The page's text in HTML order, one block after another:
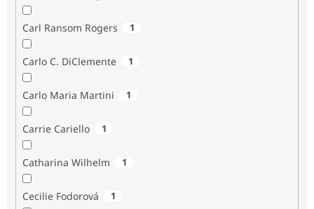
Carl Ransom Rogers 1
Carlo C. DiClemente 1
Carlo Maria Martini 1
Carrie Cariello 1
Catharina Wilhelm 1
Cecilie Fodorová 1